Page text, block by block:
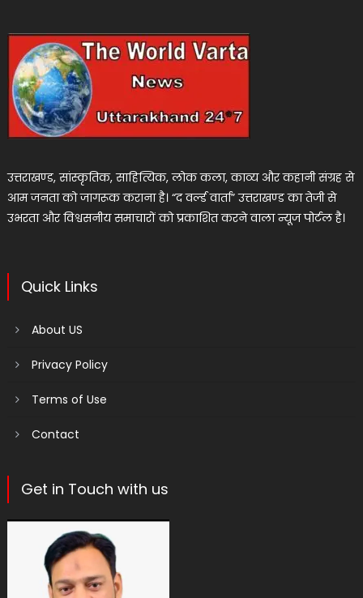
उत्तराखण्ड, सांस्कृतिक, साहित्यिक, लोक कला, काव्य और कहानी संग्रह से
आम जनता को जागरूक कराना है। “द वर्ल्ड वार्ता” उत्तराखण्ड का तेजी से
उभरता और विश्वसनीय समाचारों को प्रकाशित करने वाला न्यूज पोर्टल है।
Quick Links
About US
Privacy Policy
Terms of Use
Contact
Get in Touch with us